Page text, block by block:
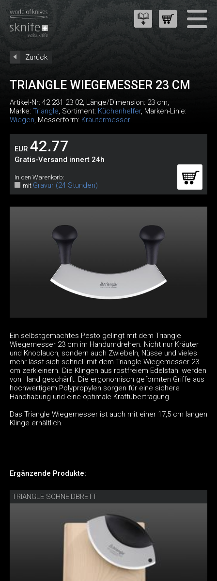
Zurück
TRIANGLE WIEGEMESSER 23 CM
Artikel-Nr: 42 231 23 02, Länge/Dimension: 23 cm,
Marke: Triangle, Sortiment: Küchenhelfer, Marken-Linie:
Wiegen, Messerform: Kräutermesser
EUR 42.77
Gratis-Versand innert 24h
In den Warenkorb:
mit Gravur (24 Stunden)
Ein selbstgemachtes Pesto gelingt mit dem Triangle
Wiegemesser 23 cm im Handumdrehen. Nicht nur Kräuter
und Knoblauch, sondern auch Zwiebeln, Nüsse und vieles
mehr lässt sich schnell mit dem Triangle Wiegemesser 23
cm zerkleinern. Die Klingen aus rostfreiem Edelstahl werden
von Hand geschärft. Die ergonomisch geformten Griffe aus
hochwertigem Polypropylen sorgen für eine sichere
Handhabung und eine optimale Kraftübertragung.
Das Triangle Wiegemesser ist auch mit einer 17,5 cm langen
Klinge erhältlich.
Ergänzende Produkte:
TRIANGLE SCHNEIDBRETT